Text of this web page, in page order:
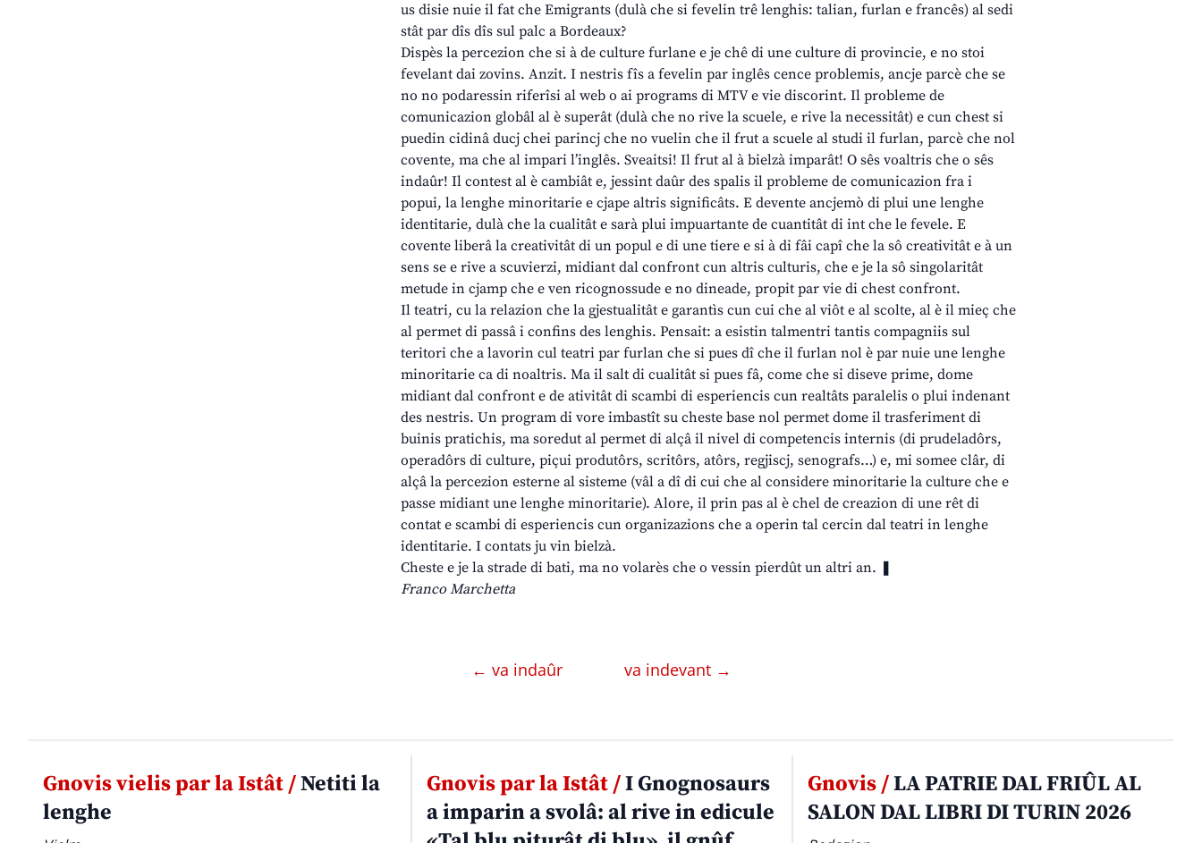
us disie nuie il fat che Emigrants (dulà che si fevelin trê lenghis: talian, furlan e francês) al sedi
stât par dîs dîs sul palc a Bordeaux?
Dispès la percezion che si à de culture furlane e je chê di une culture di provincie, e no stoi
fevelant dai zovins. Anzit. I nestris fîs a fevelin par inglês cence problemis, ancje parcè che se
no no podaressin riferîsi al web o ai programs di MTV e vie discorint. Il probleme de
comunicazion globâl al è superât (dulà che no rive la scuele, e rive la necessitât) e cun chest si
puedin cidinâ ducj chei parincj che no vuelin che il frut a scuele al studi il furlan, parcè che nol
covente, ma che al impari l’inglês. Sveaitsi! Il frut al à bielzà imparât! O sês voaltris che o sês
indaûr! Il contest al è cambiât e, jessint daûr des spalis il probleme de comunicazion fra i
popui, la lenghe minoritarie e cjape altris significâts. E devente ancjemò di plui une lenghe
identitarie, dulà che la cualitât e sarà plui impuartante de cuantitât di int che le fevele. E
covente liberâ la creativitât di un popul e di une tiere e si à di fâi capî che la sô creativitât e à un
sens se e rive a scuvierzi, midiant dal confront cun altris culturis, che e je la sô singolaritât
metude in cjamp che e ven ricognossude e no dineade, propit par vie di chest confront.
Il teatri, cu la relazion che la gjestualitât e garantìs cun cui che al viôt e al scolte, al è il mieç che
al permet di passâ i confins des lenghis. Pensait: a esistin talmentri tantis compagniis sul
teritori che a lavorin cul teatri par furlan che si pues dî che il furlan nol è par nuie une lenghe
minoritarie ca di noaltris. Ma il salt di cualitât si pues fâ, come che si diseve prime, dome
midiant dal confront e de ativitât di scambi di esperiencis cun realtâts paralelis o plui indenant
des nestris. Un program di vore imbastît su cheste base nol permet dome il trasferiment di
buinis pratichis, ma soredut al permet di alçâ il nivel di competencis internis (di prudeladôrs,
operadôrs di culture, piçui produtôrs, scritôrs, atôrs, regjiscj, senografs…) e, mi somee clâr, di
alçâ la percezion esterne al sisteme (vâl a dî di cui che al considere minoritarie la culture che e
passe midiant une lenghe minoritarie). Alore, il prin pas al è chel de creazion di une rêt di
contat e scambi di esperiencis cun organizazions che a operin tal cercin dal teatri in lenghe
identitarie. I contats ju vin bielzà.
Cheste e je la strade di bati, ma no volarès che o vessin pierdût un altri an. ❚
Franco Marchetta
← va indaûr va indevant →
Gnovis vielis par la Istât /Netiti la
lenghe
Gnovis par la Istât /I Gnognosaurs
a imparin a svolâ: al rive in edicule
Gnovis /LA PATRIE DAL FRIÛL AL
SALON DAL LIBRI DI TURIN 2026